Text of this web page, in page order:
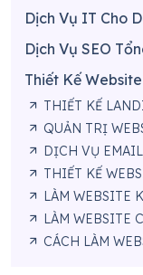
Dịch Vụ IT Cho
Dịch Vụ SEO
Thiết Kế Website
THIẾT KẾ
QUẢN TRỊ
DỊCH VỤ
THIẾT KẾ
LÀM WEBSITE
LÀM WEBSITE
CÁCH LÀM